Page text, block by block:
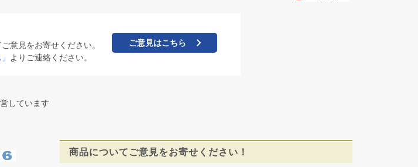
意見をお寄せください。
よりご連絡ください。
ご意見はこちら
しています
商品についてご意見をお寄せください！